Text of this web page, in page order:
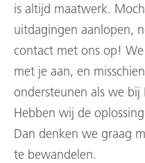
is altijd maatwerk.
uitdagingen aanlopen,
contact met ons op!
met je aan, en
ondersteunen als we bij
Hebben wij de
Dan denken we graag
te bewandelen.